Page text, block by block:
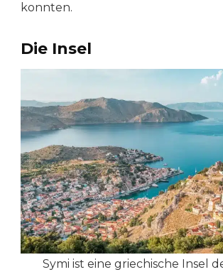
konnten.
Die Insel
Symi ist eine griechische Insel